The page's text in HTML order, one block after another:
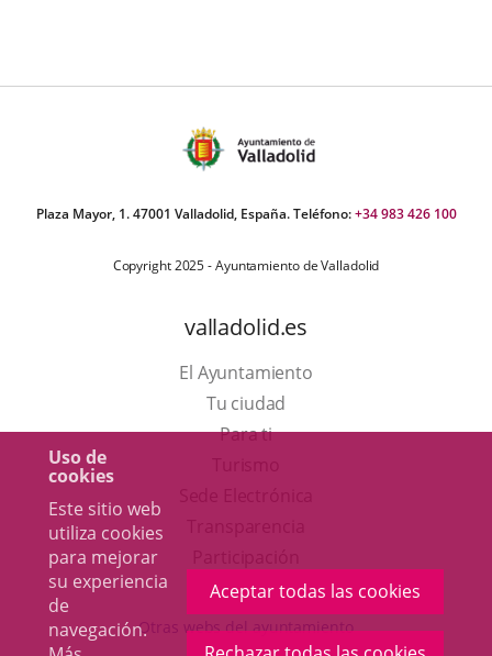
Uso de
cookies
Este sitio web
utiliza cookies
para mejorar
su experiencia
de
navegación.
Aceptar todas las cookies
Plaza Mayor, 1. 47001 Valladolid, España. Teléfono:+34 983 426 100
Copyright 2025 - Ayuntamiento de Valladolid
valladolid.es
El Ayuntamiento
Tu ciudad
Para ti
en
una
ventana
aplicación
externa.
Otras webs del ayuntamiento